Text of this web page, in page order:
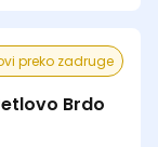
preko zadruge
Brdo